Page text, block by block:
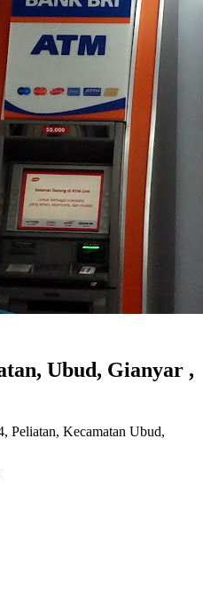
Ubud, Gianyar ,
Peliatan, Kecamatan Ubud,